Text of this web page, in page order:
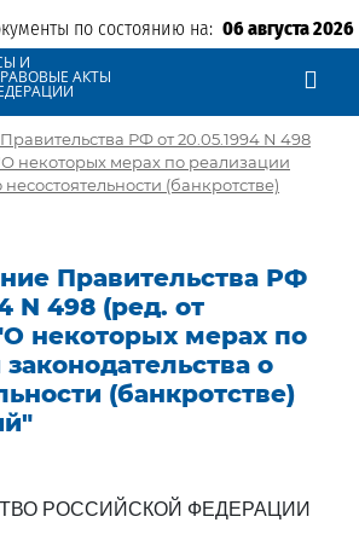
по состоянию на: 06 августа 2026
И
АКТЫ
РФ от 20.05.1994 N 498
некоторых мерах по реализации
(банкротстве)
Правительства РФ
N 498 (ред. от
некоторых мерах по
о
(банкротстве)
РОССИЙСКОЙ ФЕДЕРАЦИИ